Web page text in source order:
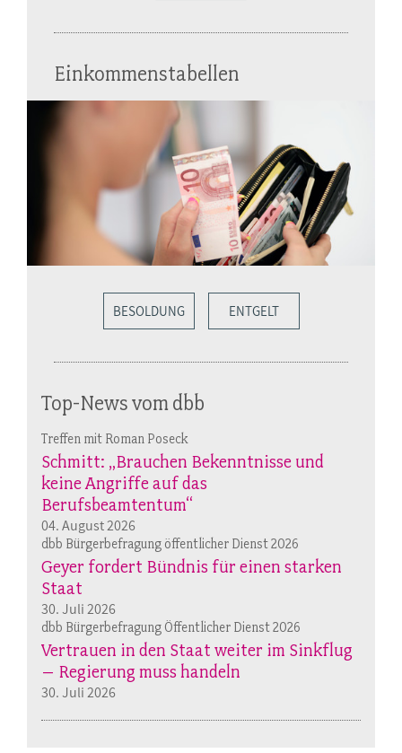
Einkommenstabellen
BESOLDUNG ENTGELT
Top-News vom dbb
Treffen mit Roman Poseck
Schmitt: „Brauchen Bekenntnisse und
keine Angriffe auf das
Berufsbeamtentum“
04. August 2026
dbb Bürgerbefragung öffentlicher Dienst 2026
Geyer fordert Bündnis für einen starken
Staat
30. Juli 2026
dbb Bürgerbefragung Öffentlicher Dienst 2026
Vertrauen in den Staat weiter im Sinkflug
– Regierung muss handeln
30. Juli 2026